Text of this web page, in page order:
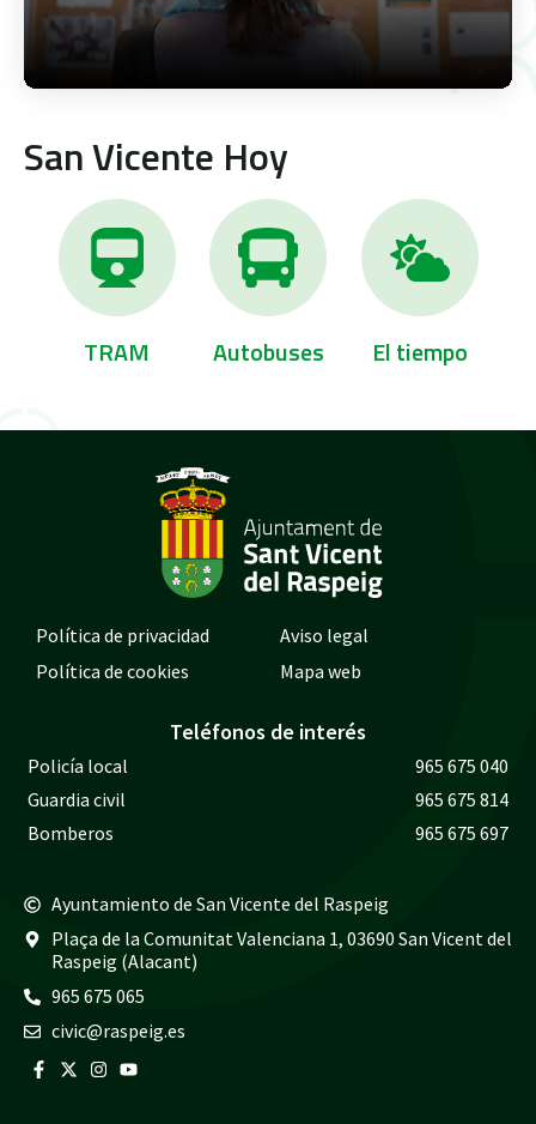
San Vicente Hoy
TRAM Autobuses El tiempo
Política de privacidad
Aviso legal
Política de cookies
Mapa web
Teléfonos de interés
Policía local
965 675 040
Guardia civil
965 675 814
Bomberos
965 675 697
Ayuntamiento de San Vicente del Raspeig
Plaça de la Comunitat Valenciana 1, 03690 San Vicent del
Raspeig (Alacant)
965 675 065
civic@raspeig.es